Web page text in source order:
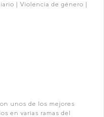
| Violencia de género |
unos de los mejores
en varias ramas del